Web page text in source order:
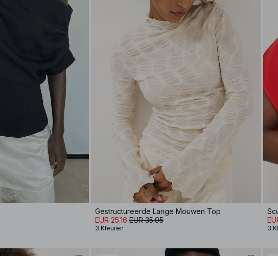
Gestructureerde Lange Mouwen Top
EUR 25.16 EUR 35.95
3 Kleuren 3